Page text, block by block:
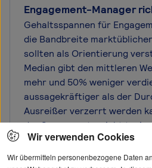
Engagement-Manager
Gehaltsspannen für
die Bandbreite
sollten als Orientierung
Median gibt den mittleren
mehr und 50% weniger
aussagekräftiger als der
Ausreißer verzerrt werden
der Spanne entspricht
Einsteigern oder Positionen
Unternehmen, während das
Wir verwenden Cookies
Wir übermitteln personenbezogene Daten an